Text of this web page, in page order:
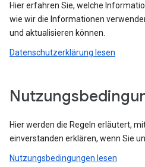
Hier erfahren Sie, welche
wie wir die Informationen
und aktualisieren können.
Datenschutzerklärung lesen
Hier werden die Regeln erläutert,
einverstanden erklären, wenn Sie
Nutzungsbedingungen lesen